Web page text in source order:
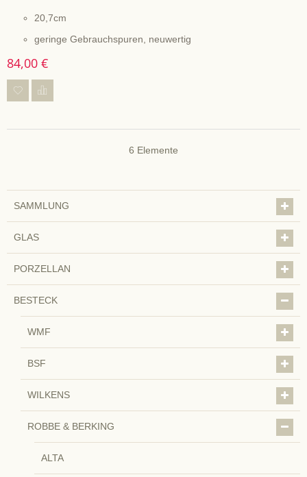
20,7cm
geringe Gebrauchspuren, neuwertig
84,00 €
6 Elemente
SAMMLUNG
GLAS
PORZELLAN
BESTECK
WMF
BSF
WILKENS
ROBBE & BERKING
ALTA